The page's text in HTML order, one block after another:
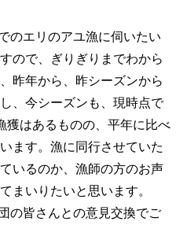
のエリのアユ漁に伺いたい
ので、ぎりぎりまでわから
昨年から、昨シーズンから
、今シーズンも、現時点で
獲はあるものの、平年に比べ
ます。漁に同行させていた
いるのか、漁師の方のお声
まいりたいと思います。
の皆さんとの意見交換でご